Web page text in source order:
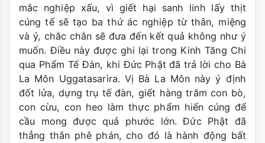
mắc nghiệp xấu, vì giết hại sanh linh lấy thịt
cúng tế sẽ tạo ba thứ ác nghiệp từ thân, miệng
và ý, chắc chắn sẽ đưa đến kết quả không như ý
muốn. Điều này được ghi lại trong Kinh Tăng Chi
qua Phẩm Tế Đàn, khi Đức Phật đã trả lời cho Bà
La Môn Uggatasarìra. Vị Bà La Môn này ý định
đốt lửa, dựng trụ tế đàn, giết hàng trăm con bò,
con cừu, con heo làm thực phẩm hiến cúng để
cầu mong được quả phước lớn. Đức Phật đã
thẳng thắn phê phán, cho đó là hành động bất